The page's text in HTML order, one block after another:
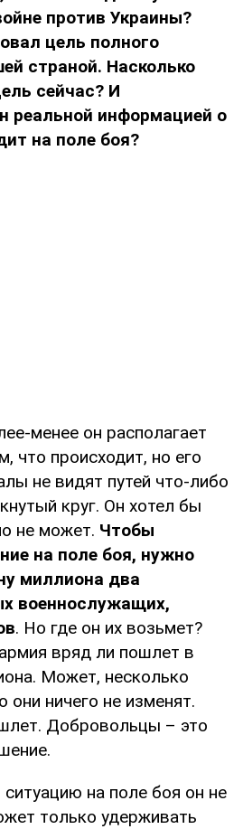
против Украины?
цель полного
страной. Насколько
сейчас? И
реальной информацией о
на поле боя?
менее он располагает
что происходит, но его
не видят путей что-либо
круг. Он хотел бы
не может. Чтобы
на поле боя, нужно
миллиона два
военнослужащих,
. Но где он их возьмет?
вряд ли пошлет в
Может, несколько
они ничего не изменят.
Добровольцы – это
на поле боя он не
только удерживать